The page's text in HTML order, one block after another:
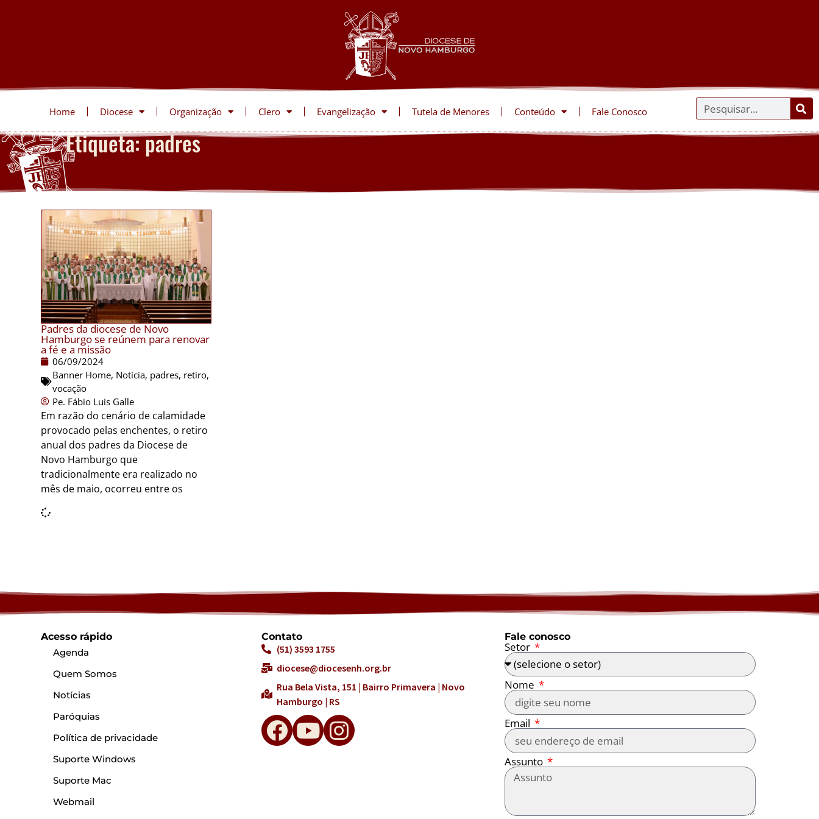
Home Diocese Organização Clero Evangelização Tutela de Menores Conteúdo Fale Conosco
Etiqueta: padres
Padres da diocese de Novo
Hamburgo se reúnem para renovar
a fé e a missão
06/09/2024
Banner Home, Notícia, padres, retiro,
vocação
Pe. Fábio Luis Galle
Em razão do cenário de calamidade
provocado pelas enchentes, o retiro
anual dos padres da Diocese de
Novo Hamburgo que
tradicionalmente era realizado no
mês de maio, ocorreu entre os
Acesso rápido
Agenda
Quem Somos
Notícias
Paróquias
Política de privacidade
Suporte Windows
Suporte Mac
Webmail
Contato
(51) 3593 1755
diocese@diocesenh.org.br
Rua Bela Vista, 151 | Bairro Primavera | Novo
Hamburgo | RS
Fale conosco
Setor
Nome
Email
Assunto